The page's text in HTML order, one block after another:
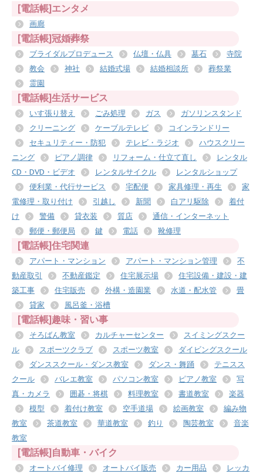
[電話帳]エンタメ
画廊
[電話帳]冠婚葬祭
ブライダルプロデュース 仏壇・仏具 墓石
寺院
教会
神社 結婚式場 結婚相談所
葬祭業
霊園
[電話帳]生活サービス
いす張り替え ごみ処理 ガス
ガソリンスタンド
クリーニング
ケーブルテレビ
コインランドリー
セキュリティー・防犯
テレビ・ラジオ
ハウスクリー
ニング
ピアノ調律 リフォーム・仕立て直し
レンタル
CD・DVD・ビデオ
レンタルサイクル
レンタルショップ
便利業・代行サービス
宅配便 家具修理・再生
家
電修理・取り付け
引越し 新聞 白アリ駆除
着付
け
警備 貸衣装 質店
通信・インターネット
郵便・郵便局
鍵 電話 靴修理
[電話帳]住宅関連
アパート・マンション アパート・マンション管理
不
動産取引
不動産鑑定 住宅展示場
住宅設備・建設・建
築工事
住宅販売 外構・造園業 水道・配水管
畳
貸家
風呂釜・浴槽
[電話帳]趣味・習い事
そろばん教室 カルチャーセンター
スイミングスクー
ル
スポーツクラブ スポーツ教室
ダイビングスクール
ダンススクール・ダンス教室
ダンス・舞踊
テニスス
クール
バレエ教室 パソコン教室 ピアノ教室
写
真・カメラ
囲碁・将棋 料理教室 書道教室
楽器
模型
着付け教室 空手道場 絵画教室
編み物
教室
茶道教室 華道教室 釣り 陶芸教室
音楽
教室
[電話帳]自動車・バイク
オートバイ修理 オートバイ販売 カー用品
レッカ